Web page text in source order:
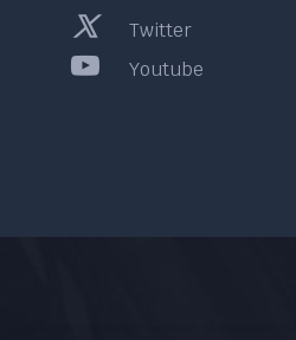
Twitter
Youtube